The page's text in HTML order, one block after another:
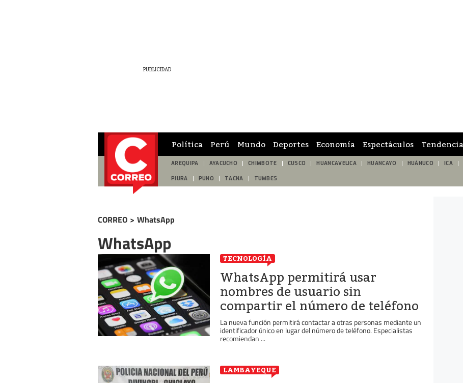
Política Perú Mundo Deportes Economía Espectáculos Tendencia
AREQUIPA AYACUCHO CHIMBOTE CUSCO HUANCAVELICA HUANCAYO HUÁNUCO ICA
PIURA PUNO TACNA TUMBES
CORREO > WhatsApp
WhatsApp
TECNOLOGÍA
WhatsApp permitirá usar
nombres de usuario sin
compartir el número de teléfono
La nueva función permitirá contactar a otras personas mediante un
identificador único en lugar del número de teléfono. Especialistas
recomiendan ...
LAMBAYEQUE